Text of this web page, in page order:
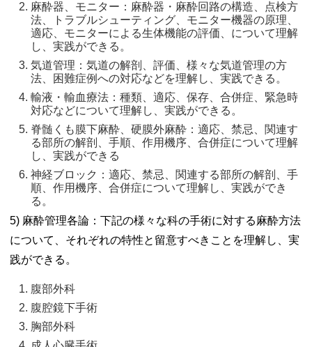
麻酔器、モニター：麻酔器・麻酔回路の構造、点検方
法、トラブルシューティング、モニター機器の原理、
適応、モニターによる生体機能の評価、について理解
し、実践ができる。
気道管理：気道の解剖、評価、様々な気道管理の方
法、困難症例への対応などを理解し、実践できる。
輸液・輸血療法：種類、適応、保存、合併症、緊急時
対応などについて理解し、実践ができる。
脊髄くも膜下麻酔、硬膜外麻酔：適応、禁忌、関連す
る部所の解剖、手順、作用機序、合併症について理解
し、実践ができる
神経ブロック：適応、禁忌、関連する部所の解剖、手
順、作用機序、合併症について理解し、実践ができ
る。
5) 麻酔管理各論：下記の様々な科の手術に対する麻酔方法
について、それぞれの特性と留意すべきことを理解し、実
践ができる。
腹部外科
腹腔鏡下手術
胸部外科